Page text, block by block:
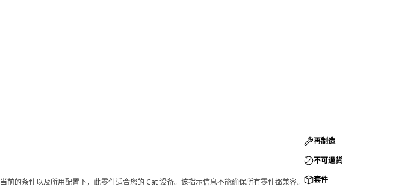
的条件以及所用配置下，此零件适合您的 Cat 设备。该指示信息不能确保所有零件都兼容。
再制造
不可退货
套件